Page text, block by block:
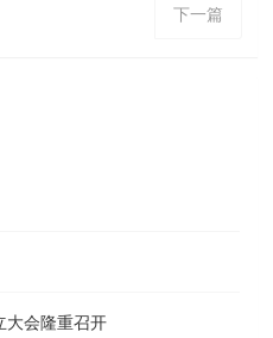
下一篇
大会隆重召开